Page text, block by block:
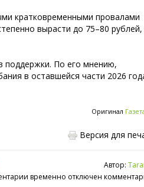
кратковременными провалами
вырасти до 75–80 рублей,
поддержки. По его мнению,
в оставшейся части 2026
Оригинал
Версия для
Автор:
временно отключен